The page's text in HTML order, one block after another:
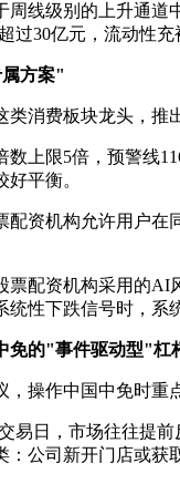
周线级别的上升通道
过30亿元，流动性充
方案"
消费板块龙头，推
上限5倍，预警线
平衡。
配资机构允许用户
配资机构采用的AI
性下跌信号时，系
免的"事件驱动型"杠
操作中国中免时重
易日，市场往往提
公司新开门店或获